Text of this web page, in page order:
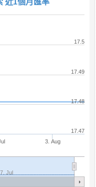
3. Aug
Jul
17.47
17.48
17.49
17.5